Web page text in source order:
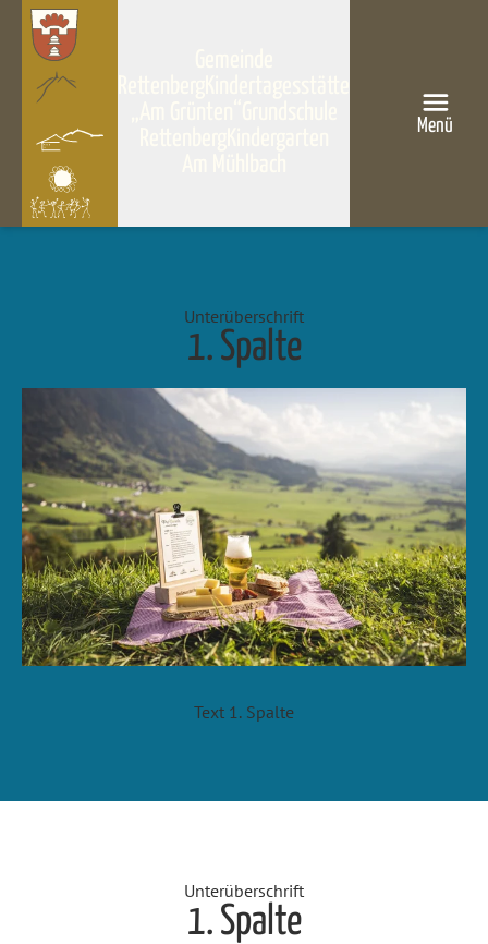
Menü
Unterüberschrift
1. Spalte
Text 1. Spalte
Unterüberschrift
1. Spalte